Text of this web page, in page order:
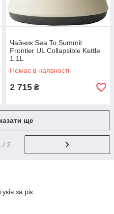
Чайник Sea To Summit
Frontier UL Collapsible Kettle
1.1L
Немає в наявності
2 715 ₴
ще
/ 2
за рік